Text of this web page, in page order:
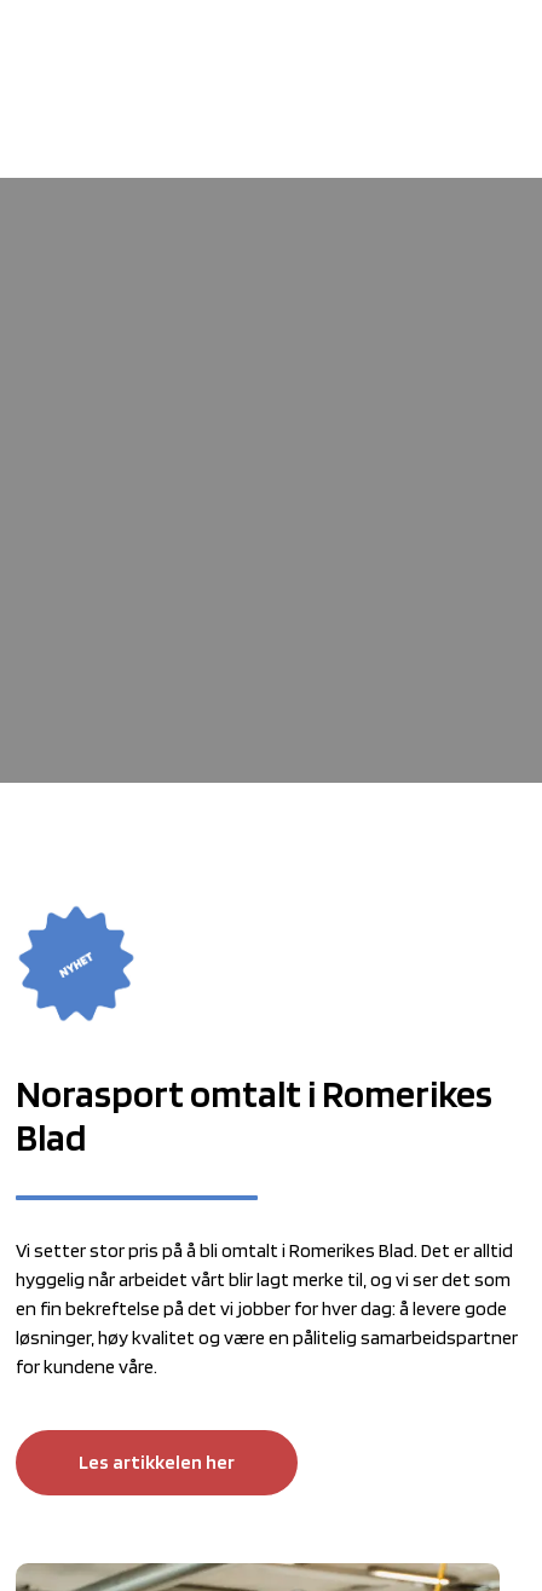
Norasport omtalt i Romerikes
Blad
Vi setter stor pris på å bli omtalt i Romerikes Blad. Det er alltid
hyggelig når arbeidet vårt blir lagt merke til, og vi ser det som
en fin bekreftelse på det vi jobber for hver dag: å levere gode
løsninger, høy kvalitet og være en pålitelig samarbeidspartner
for kundene våre.
Les artikkelen her